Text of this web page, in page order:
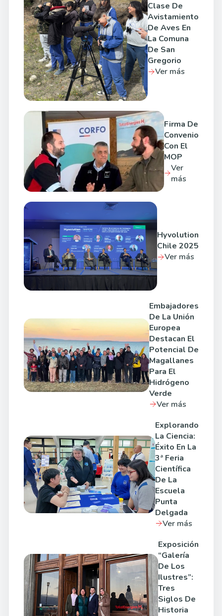
Clase De
Avistamiento
De Aves En
La Comuna
De San
Gregorio
Ver más
Firma De
Convenio
Con El
MOP
Ver
más
Hyvolution
Chile 2025
Ver más
Embajadores
De La Unión
Europea
Destacan El
Potencial De
Magallanes
Para El
Hidrógeno
Verde
Ver más
Explorando
La Ciencia:
Éxito En La
3ª Feria
Científica
De La
Escuela
Punta
Delgada
Ver más
Exposición
“Galería
De Los
Ilustres”:
Tres
Siglos De
Historia